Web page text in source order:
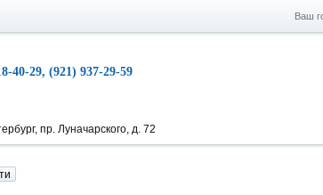
Ваш
40-29, (921) 937-29-59
пр. Луначарского, д. 72